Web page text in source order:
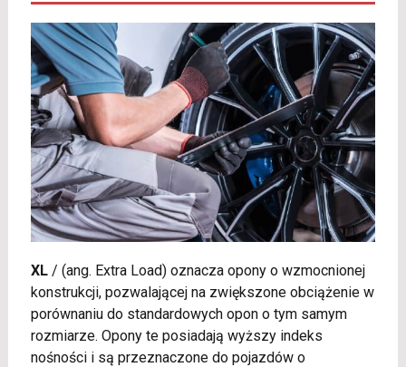
XL/ (ang. Extra Load) oznacza opony o wzmocnionej
konstrukcji, pozwalającej na zwiększone obciążenie w
porównaniu do standardowych opon o tym samym
rozmiarze. Opony te posiadają wyższy indeks
nośności i są przeznaczone do pojazdów o